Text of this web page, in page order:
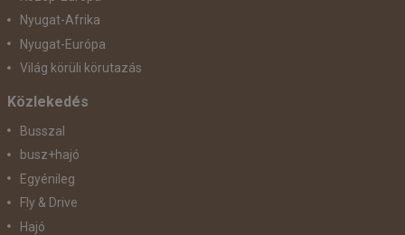
Nyugat-Afrika
Nyugat-Európa
Világ körüli körutazás
Közlekedés
Busszal
busz+hajó
Egyénileg
Fly & Drive
Hajó